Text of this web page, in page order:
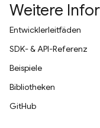
Weitere
Entwicklerleitfäden
SDK- & API-Referenz
Beispiele
Bibliotheken
GitHub